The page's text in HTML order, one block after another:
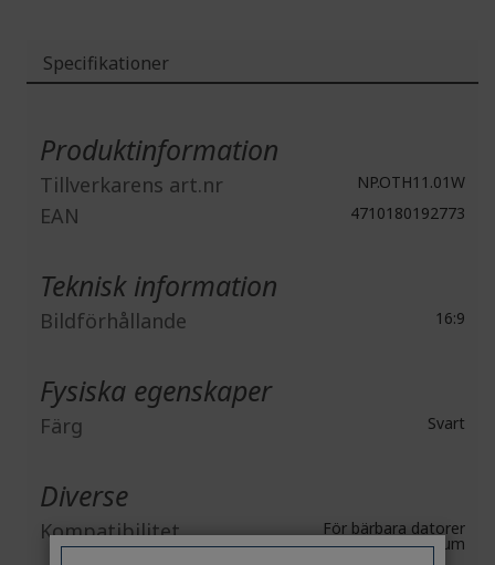
Specifikationer
Produktinformation
Tillverkarens art.nr NP.OTH11.01W
EAN 4710180192773
Teknisk information
Bildförhållande 16:9
Fysiska egenskaper
Färg Svart
Diverse
Kompatibilitet För bärbara datorer
upp till 15,6 tum